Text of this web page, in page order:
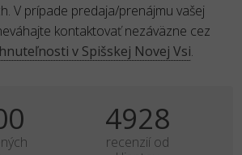
V prípade predaja/prenájmu vašej
kontaktovať nezáväzne cez
v Spišskej Novej Vsi.
6160
recenzií od